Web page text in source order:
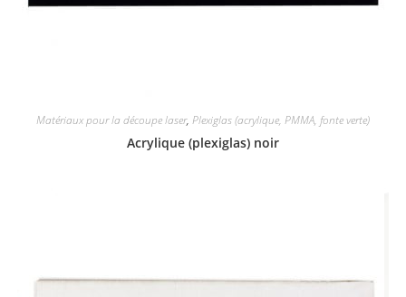
Matériaux pour la découpe laser, Plexiglas (acrylique, PMMA, fonte verte)
Acrylique (plexiglas) noir